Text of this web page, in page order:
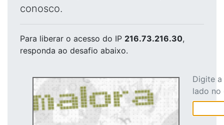
conosco.
Para liberar o acesso do IP 216.73.216.30,
responda ao desafio abaixo.
Digite
lado no